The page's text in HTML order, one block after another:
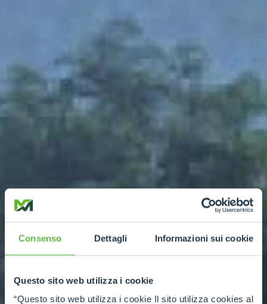
Consenso Dettagli Informazioni sui cookie
Questo sito web utilizza i cookie
“Questo sito web utilizza i cookie Il sito utilizza cookies al